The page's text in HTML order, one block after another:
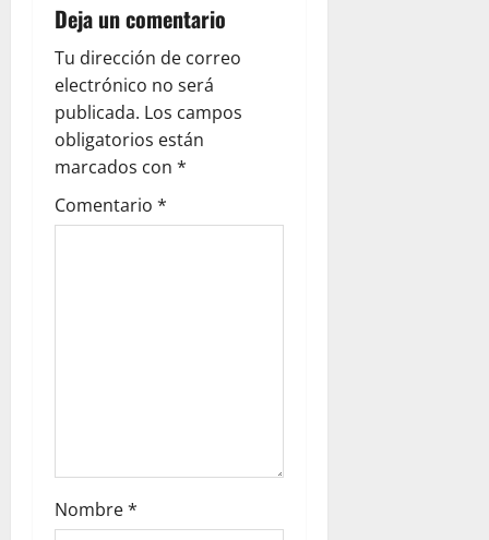
v
i
g
a
t
Deja un comentario
Tu dirección de correo
electrónico no será
publicada. Los campos
obligatorios están
marcados con *
Comentario *
Nombre*